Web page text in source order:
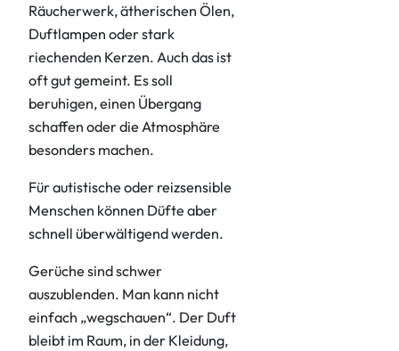
Räucherwerk, ätherischen Ölen,
Duftlampen oder stark
riechenden Kerzen. Auch das ist
oft gut gemeint. Es soll
beruhigen, einen Übergang
schaffen oder die Atmosphäre
besonders machen.
Für autistische oder reizsensible
Menschen können Düfte aber
schnell überwältigend werden.
Gerüche sind schwer
auszublenden. Man kann nicht
einfach „wegschauen“. Der Duft
bleibt im Raum, in der Kleidung,